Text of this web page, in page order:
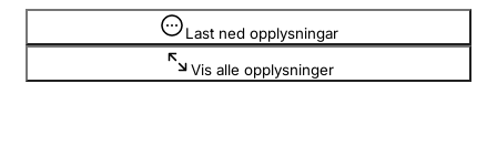
Registrere, endre, slette
Last ned opplysningar
Vis alle opplysninger
Opplysninger er skjult